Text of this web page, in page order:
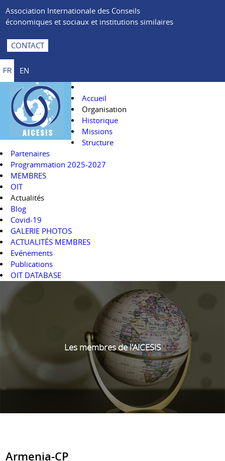
Association Internationale des Conseils
économiques et sociaux et institutions similaires
CONTACT
FR EN
Accueil
Organisation
Historique
Missions
Structure
Partenaires
Programmation 2025-2027
MEMBRES
OIT
Actualités
Blog
Covid-19
GALERIE PHOTOS
ACTUALITÉS MEMBRES
Evénements
Publications
OIT DATABASE
Les membres de l'AICESIS
Armenia-CP